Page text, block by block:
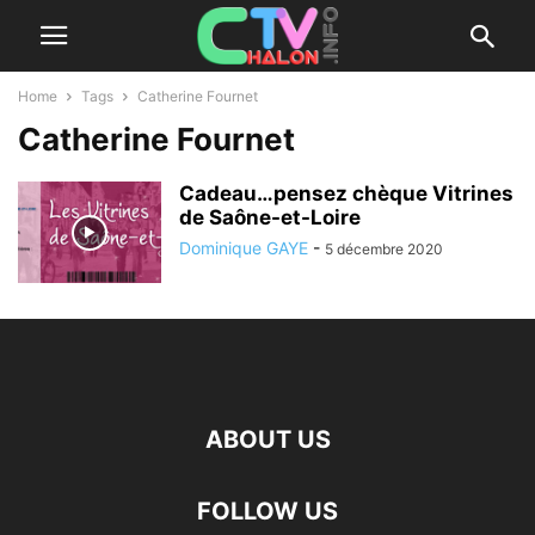
Home Tags Catherine Fournet
Catherine Fournet
Cadeau…pensez chèque Vitrines
de Saône-et-Loire
Dominique GAYE - 5 décembre 2020
ABOUT US
FOLLOW US